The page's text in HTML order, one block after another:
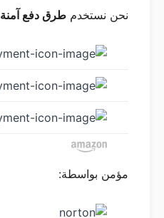
نحن نستخدم طرق دفع آمنة
مؤمن بواسطة: